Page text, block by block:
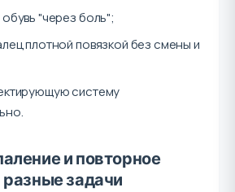
"через боль";
плотной повязкой без смены и
систему
и повторное
задачи